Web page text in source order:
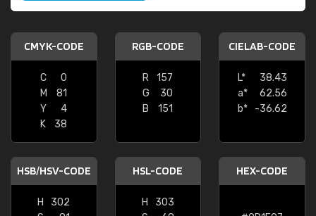
CMYK-CODE
C
0
M
81
Y
4
K
38
RGB-CODE
R
157
G
30
B
151
CIELAB-CODE
L*
38.43
a*
62.56
b*
-36.62
HSB/HSV-CODE
H
302
HSL-CODE
H
303
HEX-CODE